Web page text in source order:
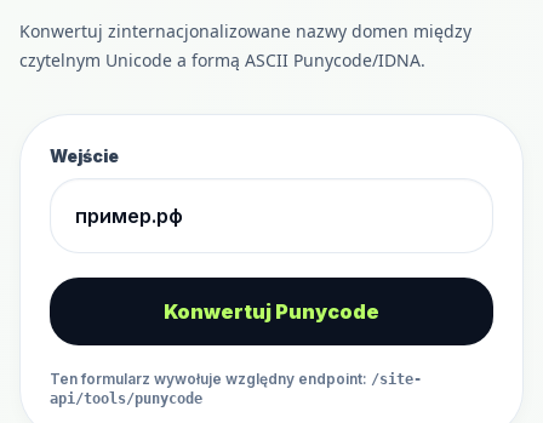
Konwertuj zinternacjonalizowane nazwy domen między
czytelnym Unicode a formą ASCII Punycode/IDNA.
Wejście
Konwertuj Punycode
Ten formularz wywołuje względny endpoint: /site-
api/tools/punycode